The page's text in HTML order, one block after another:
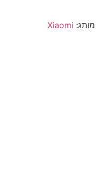
מותג: Xiaomi